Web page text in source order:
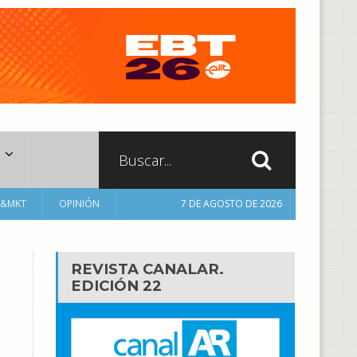
OPINIÓN 7 DE AGOSTO DE 2026
REVISTA CANALAR.
EDICIÓN 22